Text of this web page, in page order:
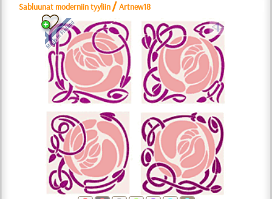
Sabluunat moderniin tyyliin /Artnew18
a